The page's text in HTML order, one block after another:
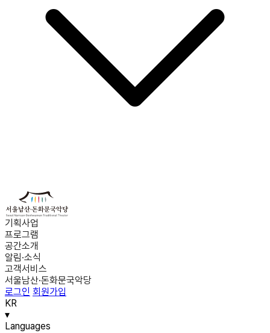
기획사업
프로그램
공간소개
알림·소식
고객서비스
서울남산·돈화문국악당
로그인 회원가입
KR
▾
Languages